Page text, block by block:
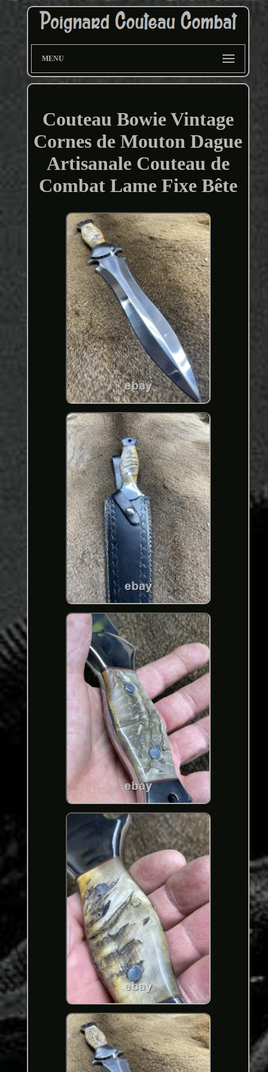
MENU
Couteau Bowie Vintage
Cornes de Mouton Dague
Artisanale Couteau de
Combat Lame Fixe Bête